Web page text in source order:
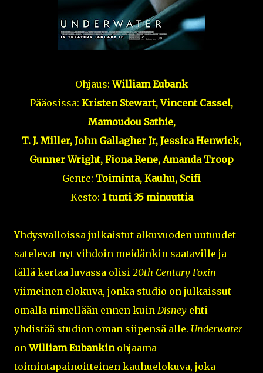
Ohjaus:William Eubank
Pääosissa: Kristen Stewart, Vincent Cassel,
Mamoudou Sathie,
T. J. Miller, John Gallagher Jr, Jessica Henwick,
Gunner Wright, Fiona Rene, Amanda Troop
Genre: Toiminta, Kauhu, Scifi
Kesto: 1 tunti 35 minuuttia
Yhdysvalloissa julkaistut alkuvuoden uutuudet
satelevat nyt vihdoin meidänkin saataville ja
tällä kertaa luvassa olisi 20th Century Foxin
viimeinen elokuva, jonka studio on julkaissut
omalla nimellään ennen kuin Disney ehti
yhdistää studion oman siipensä alle. Underwater
onWilliam Eubankinohjaama
toimintapainoitteinen kauhuelokuva, joka